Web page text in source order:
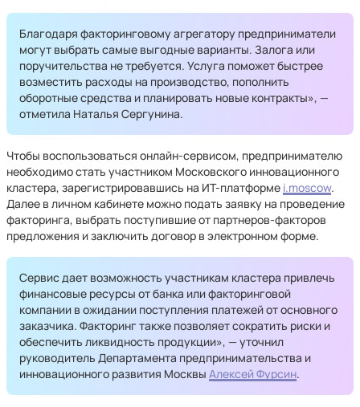
Благодаря факторинговому агрегатору предприниматели
могут выбрать самые выгодные варианты. Залога или
поручительства не требуется. Услуга поможет быстрее
возместить расходы на производство, пополнить
оборотные средства и планировать новые контракты», —
отметила Наталья Сергунина.
Чтобы воспользоваться онлайн-сервисом, предпринимателю
необходимо стать участником Московского инновационного
кластера, зарегистрировавшись на ИТ-платформе i.moscow.
Далее в личном кабинете можно подать заявку на проведение
факторинга, выбрать поступившие от партнеров-факторов
предложения и заключить договор в электронном форме.
Сервис дает возможность участникам кластера привлечь
финансовые ресурсы от банка или факторинговой
компании в ожидании поступления платежей от основного
заказчика. Факторинг также позволяет сократить риски и
обеспечить ликвидность продукции», — уточнил
руководитель Департамента предпринимательства и
инновационного развития Москвы Алексей Фурсин.